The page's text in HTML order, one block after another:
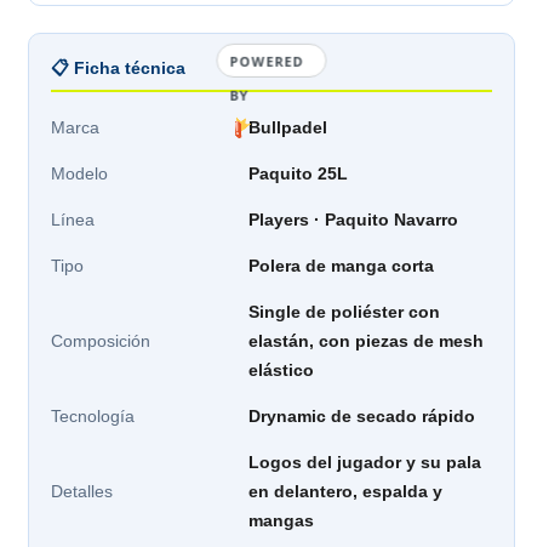
📋 Ficha técnica
Marca Bullpadel
Modelo Paquito 25L
Línea Players · Paquito Navarro
Tipo Polera de manga corta
Composición
Single de poliéster con
elastán, con piezas de mesh
elástico
Tecnología Drynamic de secado rápido
Detalles
Logos del jugador y su pala
en delantero, espalda y
mangas
POWERED
BY